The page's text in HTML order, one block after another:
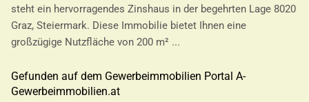
steht ein hervorragendes Zinshaus in der begehrten Lage 8020
Graz, Steiermark. Diese Immobilie bietet Ihnen eine
großzügige Nutzfläche von 200 m² ...
Gefunden auf dem Gewerbeimmobilien Portal A-
Gewerbeimmobilien.at